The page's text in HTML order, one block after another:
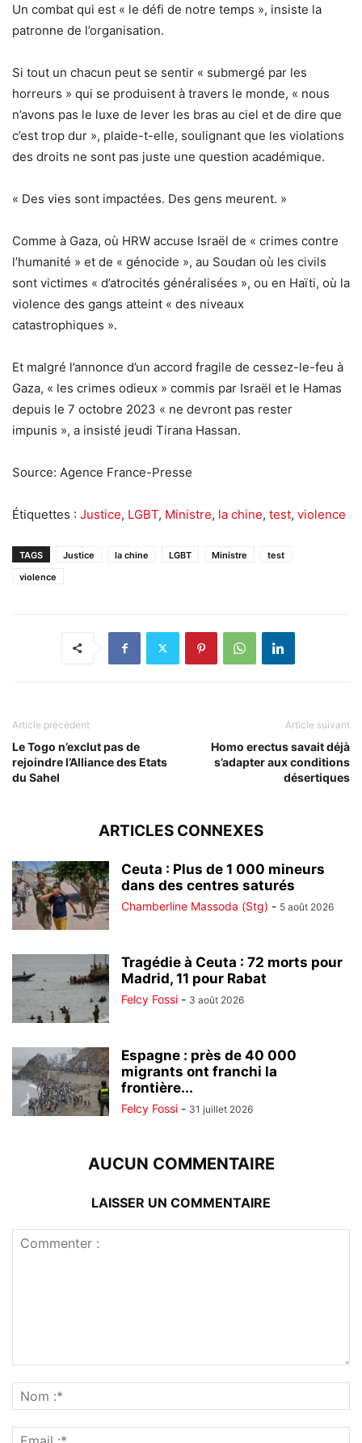
Un combat qui est « le défi de notre temps », insiste la
patronne de l’organisation.
Si tout un chacun peut se sentir « submergé par les
horreurs » qui se produisent à travers le monde, « nous
n’avons pas le luxe de lever les bras au ciel et de dire que
c’est trop dur », plaide-t-elle, soulignant que les violations
des droits ne sont pas juste une question académique.
« Des vies sont impactées. Des gens meurent. »
Comme à Gaza, où HRW accuse Israël de « crimes contre
l’humanité » et de « génocide », au Soudan où les civils
sont victimes « d’atrocités généralisées », ou en Haïti, où la
violence des gangs atteint « des niveaux
catastrophiques ».
Et malgré l’annonce d’un accord fragile de cessez-le-feu à
Gaza, « les crimes odieux » commis par Israël et le Hamas
depuis le 7 octobre 2023 « ne devront pas rester
impunis », a insisté jeudi Tirana Hassan.
Source: Agence France-Presse
Étiquettes : Justice, LGBT, Ministre, la chine, test, violence
TAGS Justice la chine LGBT Ministre
test
violence
Article précédent
Le Togo n’exclut pas de
rejoindre l’Alliance des Etats
du Sahel
Article suivant
Homo erectus savait déjà
s’adapter aux conditions
désertiques
ARTICLES CONNEXES
Ceuta : Plus de 1 000 mineurs
dans des centres saturés
Chamberline Massoda (Stg) - 5 août 2026
Tragédie à Ceuta : 72 morts pour
Madrid, 11 pour Rabat
Felcy Fossi - 3 août 2026
Espagne : près de 40 000
migrants ont franchi la
frontière...
Felcy Fossi - 31 juillet 2026
AUCUN COMMENTAIRE
LAISSER UN COMMENTAIRE